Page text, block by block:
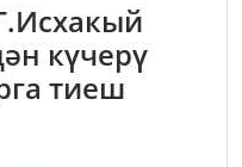
күчерү
тиеш